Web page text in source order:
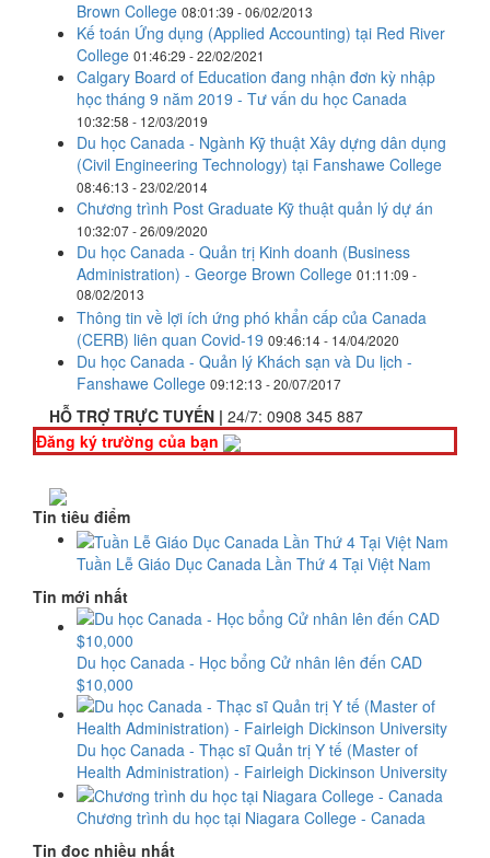
Brown College 08:01:39 - 06/02/2013
Kế toán Ứng dụng (Applied Accounting) tại Red River
College 01:46:29 - 22/02/2021
Calgary Board of Education đang nhận đơn kỳ nhập
học tháng 9 năm 2019 - Tư vấn du học Canada
10:32:58 - 12/03/2019
Du học Canada - Ngành Kỹ thuật Xây dựng dân dụng
(Civil Engineering Technology) tại Fanshawe College
08:46:13 - 23/02/2014
Chương trình Post Graduate Kỹ thuật quản lý dự án
10:32:07 - 26/09/2020
Du học Canada - Quản trị Kinh doanh (Business
Administration) - George Brown College 01:11:09 -
08/02/2013
Thông tin về lợi ích ứng phó khẩn cấp của Canada
(CERB) liên quan Covid-19 09:46:14 - 14/04/2020
Du học Canada - Quản lý Khách sạn và Du lịch -
Fanshawe College 09:12:13 - 20/07/2017
HỖ TRỢ TRỰC TUYẾN | 24/7: 0908 345 887
Đăng ký trường của bạn
Tin tiêu điểm
Tuần Lễ Giáo Dục Canada Lần Thứ 4 Tại Việt Nam
Tin mới nhất
Du học Canada - Học bổng Cử nhân lên đến CAD
$10,000
Du học Canada - Thạc sĩ Quản trị Y tế (Master of
Health Administration) - Fairleigh Dickinson University
Chương trình du học tại Niagara College - Canada
Tin đọc nhiều nhất